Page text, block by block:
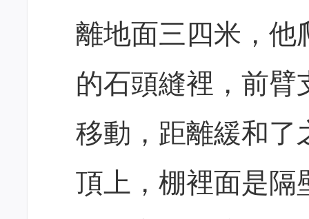
離地面三四米，他
的石頭縫裡，前臂
移動，距離緩和了
頂上，棚裡面是隔